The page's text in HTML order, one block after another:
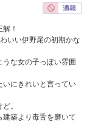
！
いい伊野尾の初期かな
な女の子っぽい雰囲
いにきれいと言ってい
。
築より毒舌を磨いて